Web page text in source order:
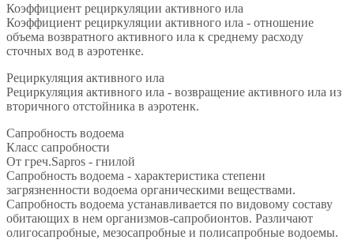
Коэффициент рециркуляции активного ила
Коэффициент рециркуляции активного ила - отношение
объема возвратного активного ила к среднему расходу
сточных вод в аэротенке.
Рециркуляция активного ила
Рециркуляция активного ила - возвращение активного ила из
вторичного отстойника в аэротенк.
Сапробность водоема
Класс сапробности
От греч.Sapros - гнилой
Сапробность водоема - характеристика степени
загрязненности водоема органическими веществами.
Сапробность водоема устанавливается по видовому составу
обитающих в нем организмов-сапробионтов. Различают
олигосапробные, мезосапробные и полисапробные водоемы.